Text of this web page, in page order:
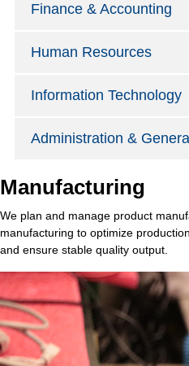
Finance & Accounting
Human Resources
Information Technology
Administration &
Manufacturing
We plan and manage product
manufacturing to optimize
and ensure stable quality output.